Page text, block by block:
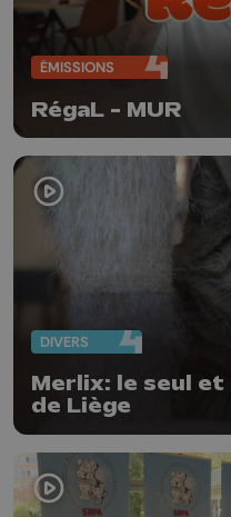
ÉMISSIONS
RégaL - MUR
DIVERS
Merlix: le seul et
de Liège